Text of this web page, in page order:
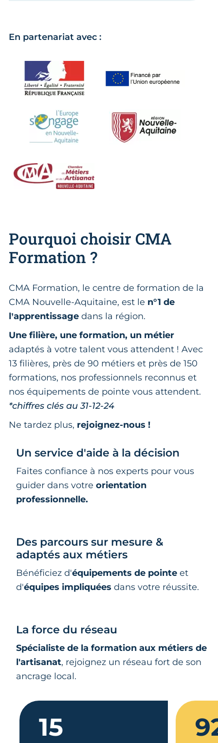
En partenariat avec :
Pourquoi choisir CMA
Formation ?
CMA Formation, le centre de formation de la
CMA Nouvelle-Aquitaine, est le n°1 de
l’apprentissage dans la région.
Une filière, une formation, un métier
adaptés à votre talent vous attendent ! Avec
13 filières, près de 90 métiers et près de 150
formations, nos professionnels reconnus et
nos équipements de pointe vous attendent.
*chiffres clés au 31-12-24
Ne tardez plus, rejoignez-nous !
Un service d'aide à la décision
Faites confiance à nos experts pour vous
guider dans votre orientation
professionnelle.
Des parcours sur mesure &
adaptés aux métiers
Bénéficiez d'équipements de pointe et
d'équipes impliquées dans votre réussite.
La force du réseau
Spécialiste de la formation aux métiers de
l'artisanat, rejoignez un réseau fort de son
ancrage local.
15